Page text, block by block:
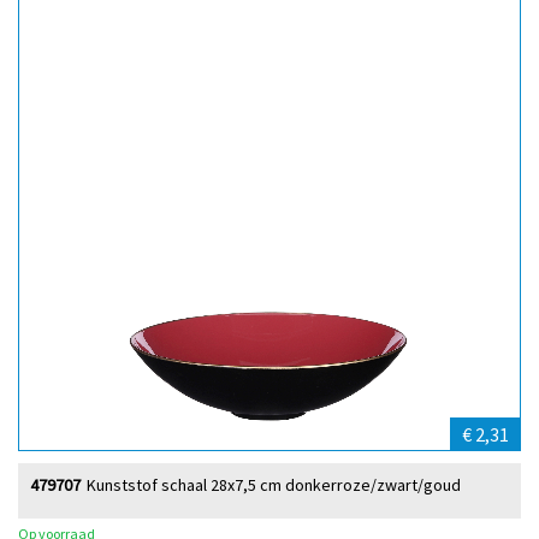
€ 2,31
Kunststof schaal 28x7,5 cm donkerroze/zwart/goud
479707
Op voorraad